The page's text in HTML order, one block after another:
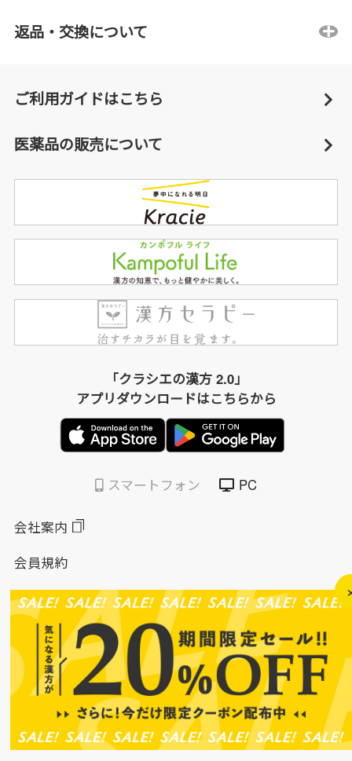
返品・交換について
ご利用ガイドはこちら
医薬品の販売について
「クラシエの漢方 2.0」
アプリダウンロードはこちらから
スマートフォン PC
会社案内
会員規約
個人情報保護方針
特定商取引法に基づく表示
このサイトについて
ソーシャルメディアポリシー
ソーシャルメディア規約